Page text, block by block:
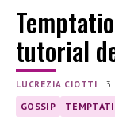
tutorial
LUCREZIA CIOTTI |3
GOSSIP